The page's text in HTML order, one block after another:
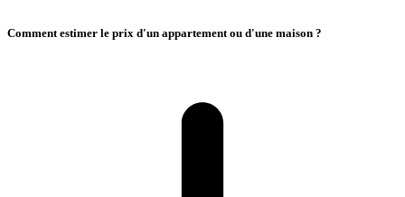
Comment estimer le prix d'un appartement ou d'une maison ?